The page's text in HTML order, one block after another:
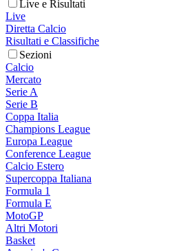
Live e Risultati
Live
Diretta Calcio
Risultati e Classifiche
Sezioni
Calcio
Mercato
Serie A
Serie B
Coppa Italia
Champions League
Europa League
Conference League
Calcio Estero
Supercoppa Italiana
Formula 1
Formula E
MotoGP
Altri Motori
Basket